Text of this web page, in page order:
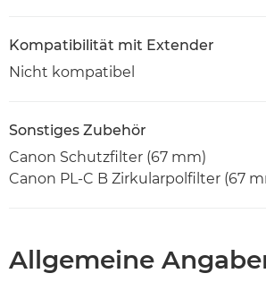
Kompatibilität mit Extender
Nicht kompatibel
Sonstiges Zubehör
Canon Schutzfilter (67 mm)
Canon PL-C B Zirkularpolfilter (67
Allgemeine